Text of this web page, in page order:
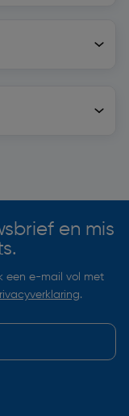
en mis
een e-mail vol met
.